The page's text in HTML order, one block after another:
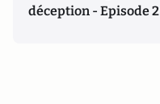
déception - Episode 2